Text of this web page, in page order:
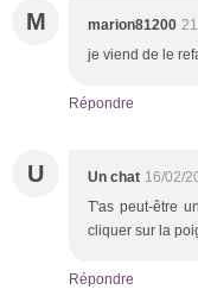
M marion81200
je viend de le
Répondre
U Un chat 16/02/
T'as peut-être
cliquer sur la
Répondre